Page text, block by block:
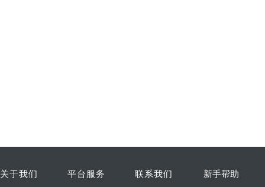
关于我们 平台服务 联系我们 新手帮助